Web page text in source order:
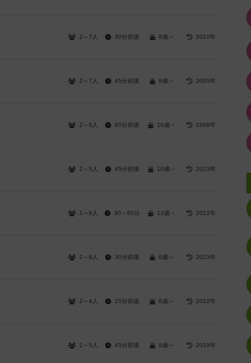
2～7人 30分前後 8歳～ 2010年
2～7人 45分前後 8歳～ 2005年
2～6人 60分前後 10歳～ 1998年
2～5人 45分前後 10歳～ 2023年
1～6人 30～60分 12歳～ 2022年
2～8人 30分前後 8歳～ 2023年
2～4人 15分前後 8歳～ 2022年
2～5人 45分前後 8歳～ 2019年